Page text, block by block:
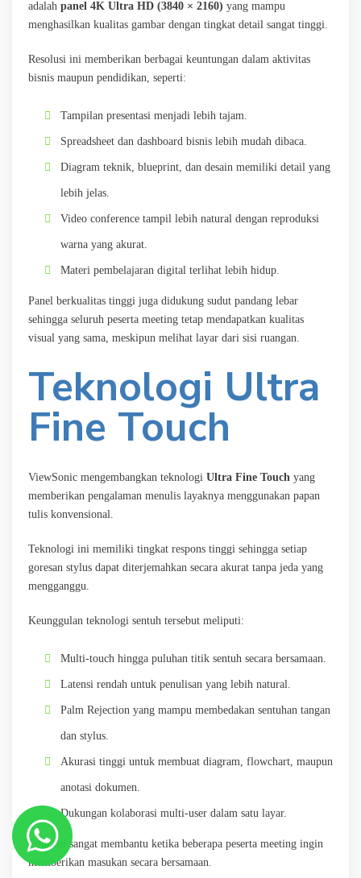
adalah panel 4K Ultra HD (3840 × 2160) yang mampu
menghasilkan kualitas gambar dengan tingkat detail sangat tinggi.
Resolusi ini memberikan berbagai keuntungan dalam aktivitas
bisnis maupun pendidikan, seperti:
Tampilan presentasi menjadi lebih tajam.
Spreadsheet dan dashboard bisnis lebih mudah dibaca.
Diagram teknik, blueprint, dan desain memiliki detail yang
lebih jelas.
Video conference tampil lebih natural dengan reproduksi
warna yang akurat.
Materi pembelajaran digital terlihat lebih hidup.
Panel berkualitas tinggi juga didukung sudut pandang lebar
sehingga seluruh peserta meeting tetap mendapatkan kualitas
visual yang sama, meskipun melihat layar dari sisi ruangan.
Teknologi Ultra
Fine Touch
ViewSonic mengembangkan teknologi Ultra Fine Touch yang
memberikan pengalaman menulis layaknya menggunakan papan
tulis konvensional.
Teknologi ini memiliki tingkat respons tinggi sehingga setiap
goresan stylus dapat diterjemahkan secara akurat tanpa jeda yang
mengganggu.
Keunggulan teknologi sentuh tersebut meliputi:
Multi-touch hingga puluhan titik sentuh secara bersamaan.
Latensi rendah untuk penulisan yang lebih natural.
Palm Rejection yang mampu membedakan sentuhan tangan
dan stylus.
Akurasi tinggi untuk membuat diagram, flowchart, maupun
anotasi dokumen.
Dukungan kolaborasi multi-user dalam satu layar.
Fitur ini sangat membantu ketika beberapa peserta meeting ingin
memberikan masukan secara bersamaan.